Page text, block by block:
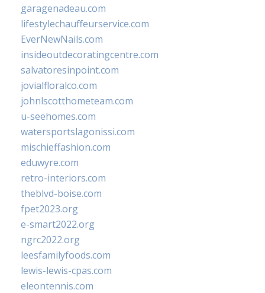
garagenadeau.com
lifestylechauffeurservice.com
EverNewNails.com
insideoutdecoratingcentre.com
salvatoresinpoint.com
jovialfloralco.com
johnlscotthometeam.com
u-seehomes.com
watersportslagonissi.com
mischieffashion.com
eduwyre.com
retro-interiors.com
theblvd-boise.com
fpet2023.org
e-smart2022.org
ngrc2022.org
leesfamilyfoods.com
lewis-lewis-cpas.com
eleontennis.com